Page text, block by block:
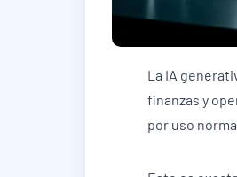
La IA
finanzas y
por uso